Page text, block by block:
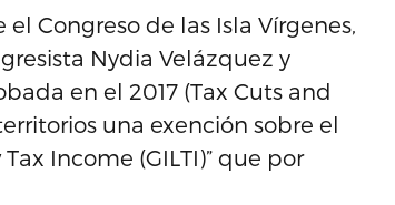
Congreso de las Isla Vírgenes,
Nydia Velázquez y
en el 2017 (Tax Cuts and
una exención sobre el
Income (GILTI)” que por